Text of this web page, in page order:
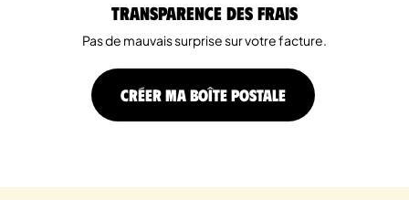
Transparence des Frais
Pas de mauvais surprise sur votre facture.
CRÉER MA BOÎTE POSTALE